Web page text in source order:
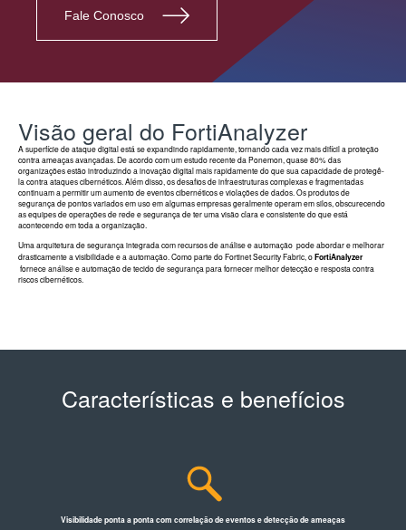
Fale Conosco
Visão geral do FortiAnalyzer
A superfície de ataque digital está se expandindo rapidamente, tornando cada vez mais difícil a proteção
contra ameaças avançadas. De acordo com um estudo recente da Ponemon, quase 80% das
organizações estão introduzindo a inovação digital mais rapidamente do que sua capacidade de protegê-
la contra ataques cibernéticos. Além disso, os desafios de infraestruturas complexas e fragmentadas
continuam a permitir um aumento de eventos cibernéticos e violações de dados. Os produtos de
segurança de pontos variados em uso em algumas empresas geralmente operam em silos, obscurecendo
as equipes de operações de rede e segurança de ter uma visão clara e consistente do que está
acontecendo em toda a organização.
Uma arquitetura de segurança integrada com recursos de análise e automação pode abordar e melhorar
drasticamente a visibilidade e a automação. Como parte do Fortinet Security Fabric, oFortiAnalyzer
fornece análise e automação de tecido de segurança para fornecer melhor detecção e resposta contra
riscos cibernéticos.
Características e benefícios
Visibilidade ponta a ponta com correlação de eventos e detecção de ameaças